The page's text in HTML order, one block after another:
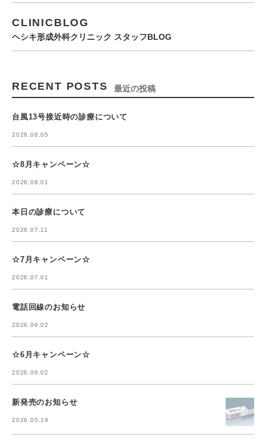
CLINICBLOG
ヘシキ形成外科クリニック スタッフBLOG
RECENT POSTS 最近の投稿
台風13号接近時の診療について
2026.08.05
☆8月キャンペーン☆
2026.08.01
本日の診療について
2026.07.11
☆7月キャンペーン☆
2026.07.01
電話回線のお知らせ
2026.06.02
☆6月キャンペーン☆
2026.06.02
新発売のお知らせ
2026.05.19